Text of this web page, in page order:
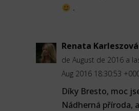
.
Renata
de August de 2016 a
Aug 2016 18:30:53
Díky Bresto, moc
Nádherná příroda,